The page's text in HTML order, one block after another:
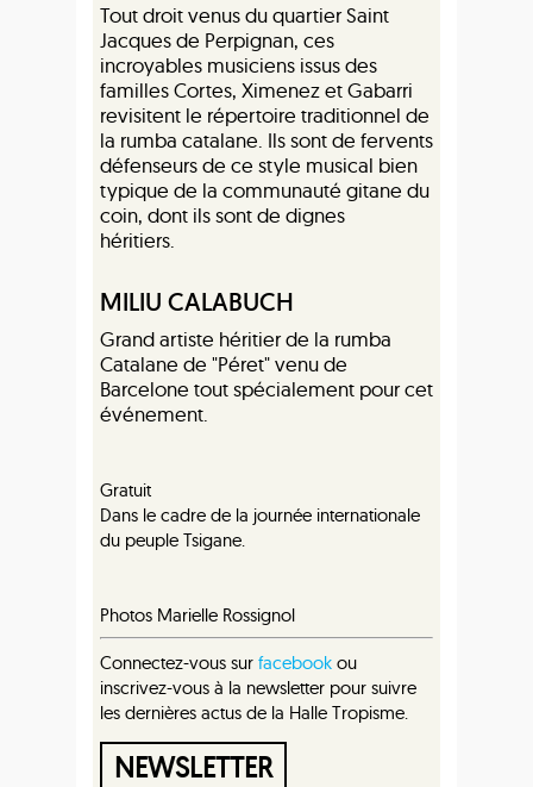
Tout droit venus du quartier Saint
Jacques de Perpignan, ces
incroyables musiciens issus des
familles Cortes, Ximenez et Gabarri
revisitent le répertoire traditionnel de
la rumba catalane. Ils sont de fervents
défenseurs de ce style musical bien
typique de la communauté gitane du
coin, dont ils sont de dignes
héritiers.
MILIU CALABUCH
Grand artiste héritier de la rumba
Catalane de "Péret" venu de
Barcelone tout spécialement pour cet
événement.
Gratuit
Dans le cadre de la journée internationale
du peuple Tsigane.
Photos Marielle Rossignol
Connectez-vous sur facebook ou
inscrivez-vous à la newsletter pour suivre
les dernières actus de la Halle Tropisme.
NEWSLETTER